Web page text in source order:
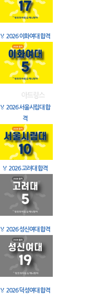
🏅 2026 이화여대 합격
🏅 2026 서울시립대 합
격
🏅 2026 고려대 합격
🏅 2026 성신여대 합격
🏅 2026 덕성여대 합격